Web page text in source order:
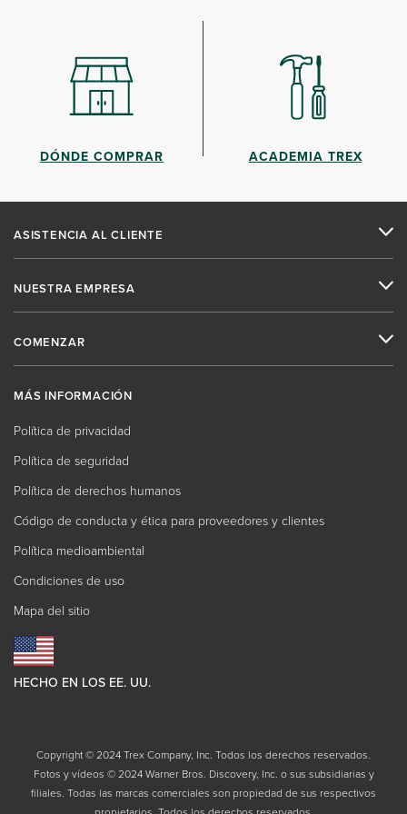
DÓNDE COMPRAR ACADEMIA TREX
ASISTENCIA AL CLIENTE
NUESTRA EMPRESA
COMENZAR
MÁS INFORMACIÓN
Política de privacidad
Política de seguridad
Política de derechos humanos
Código de conducta y ética para proveedores y clientes
Política medioambiental
Condiciones de uso
Mapa del sitio
HECHO EN LOS EE. UU.
Copyright © 2024 Trex Company, Inc. Todos los derechos reservados.
Fotos y vídeos © 2024 Warner Bros. Discovery, Inc. o sus subsidiarias y
filiales. Todas las marcas comerciales son propiedad de sus respectivos